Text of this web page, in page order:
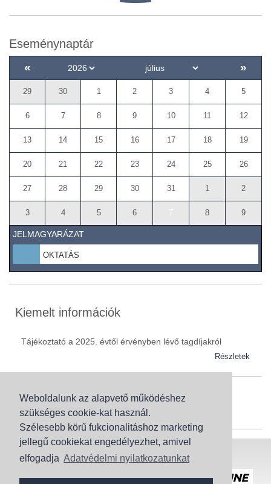
Weboldalunk az alapvető működéshez
szükséges cookie-kat használ.
Szélesebb körű fukcionalitáshoz marketing
jellegű cookiekat engedélyezhet, amivel
elfogadja Adatvédelmi nyilatkozatunkat
Eseménynaptár
« »
29 30 1 2 3 4 5
6 7 8 9 10 11 12
13 14 15 16 17 18 19
20 21 22 23 24 25 26
27 28 29 30 31 1 2
3 4 5 6 8 9
JELMAGYARÁZAT
OKTATÁS
Kiemelt információk
Tájékoztató a 2025. évtől érvényben lévő tagdíjakról
Részletek
Szaknévsor
Szaknévsorunk folyamatosan bővül.
Baranya (62)
Bács-Kiskun (43)
Békés (49)
Honlaptérkép Adatvédelem